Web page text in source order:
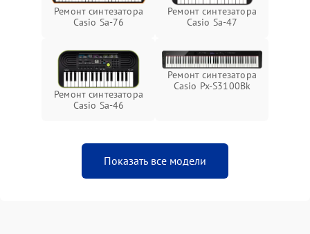
Ремонт синтезатора
Casio Sa-76
Ремонт синтезатора
Casio Sa-47
Ремонт синтезатора
Casio Sa-46
Ремонт синтезатора
Casio Px-S3100Bk
Показать все модели